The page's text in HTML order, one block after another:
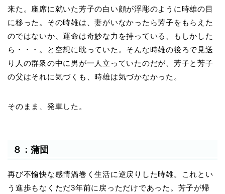
来た。座席に就いた芳子の白い顔が浮彫のように時雄の目
に移った。その時雄は、妻がいなかったら芳子をもらえた
のではないか、運命は奇妙な力を持っている、もしかした
ら・・・。と空想に耽っていた。そんな時雄の後ろで見送
り人の群衆の中に男が一人立っていたのだが、芳子と芳子
の父はそれに気づくも、時雄は気づかなかった。
そのまま、発車した。
８：蒲団
再び不愉快な感情渦巻く生活に逆戻りした時雄。これとい
う進歩もなくただ3年前に戻っただけであった。芳子が帰